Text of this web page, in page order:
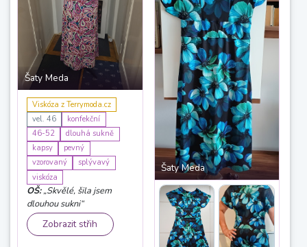
Šaty Meda
Viskóza z Terrymoda.cz
vel. 46
konfekční
46-52
dlouhá sukně
kapsy
pevný
vzorovaný
splývavý
viskóza
OŠ:„Skvělé, šila jsem
dlouhou sukni“
Zobrazit střih
Šaty Meda